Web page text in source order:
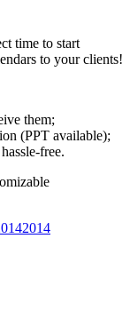
time to start
to your clients!
them;
(PPT available);
free.